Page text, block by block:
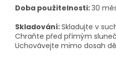
Doba použitelnosti:30
Skladování:Skladujte v
Chraňte před přímým
Uchovávejte mimo dosah